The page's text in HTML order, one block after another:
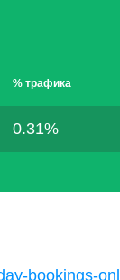
% трафика
0.31%
bookings-